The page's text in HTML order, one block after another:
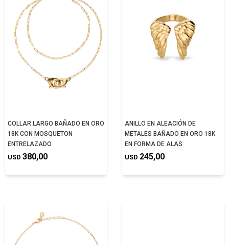
COLLAR LARGO BAÑADO EN ORO
18K CON MOSQUETON
ENTRELAZADO
USD 380,00
ANILLO EN ALEACIÓN DE
METALES BAÑADO EN ORO 18K
EN FORMA DE ALAS
USD 245,00